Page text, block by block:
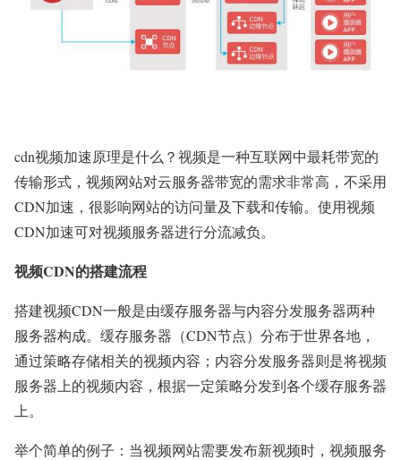
cdn视频加速原理是什么？视频是一种互联网中最耗带宽的
传输形式，视频网站对云服务器带宽的需求非常高，不采用
CDN加速，很影响网站的访问量及下载和传输。使用视频
CDN加速可对视频服务器进行分流减负。
视频CDN的搭建流程
搭建视频CDN一般是由缓存服务器与内容分发服务器两种
服务器构成。缓存服务器（CDN节点）分布于世界各地，
通过策略存储相关的视频内容；内容分发服务器则是将视频
服务器上的视频内容，根据一定策略分发到各个缓存服务器
上。
举个简单的例子：当视频网站需要发布新视频时，视频服务